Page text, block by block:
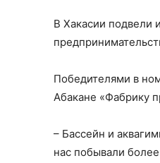
В Хакасии подвели
Победителями в
Абакане «Фабрику
– Бассейн и
нас побывали